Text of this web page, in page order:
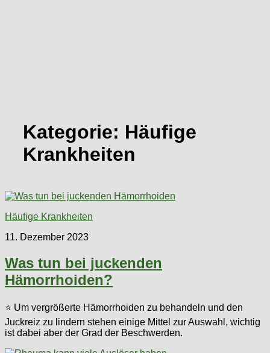
Kategorie: Häufige
Krankheiten
Häufige Krankheiten
11. Dezember 2023
Was tun bei juckenden
Hämorrhoiden?
⭐ Um vergrößerte Hämorrhoiden zu behandeln und den
Juckreiz zu lindern stehen einige Mittel zur Auswahl, wichtig
ist dabei aber der Grad der Beschwerden.